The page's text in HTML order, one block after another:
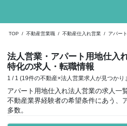
TOP / 不動産営業職 / 不動産仕入れ営業 / アパー
法人営業・アパート用地仕入
特化の求人・転職情報
1 / 1 (19件の不動産×法人営業求人が見つかり
アパート用地仕入れ法人営業の求人一覧
不動産業界経験者の希望条件にあう、
多数。